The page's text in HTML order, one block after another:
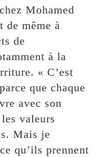
Mohamed
de même à
de
à la
« C’est
que chaque
avec son
valeurs
Mais je
qu’ils prennent